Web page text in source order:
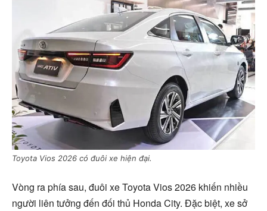
Toyota Vios 2026 có đuôi xe hiện đại.
Vòng ra phía sau, đuôi xe Toyota Vios 2026 khiến nhiều
người liên tưởng đến đối thủ Honda City. Đặc biệt, xe sở